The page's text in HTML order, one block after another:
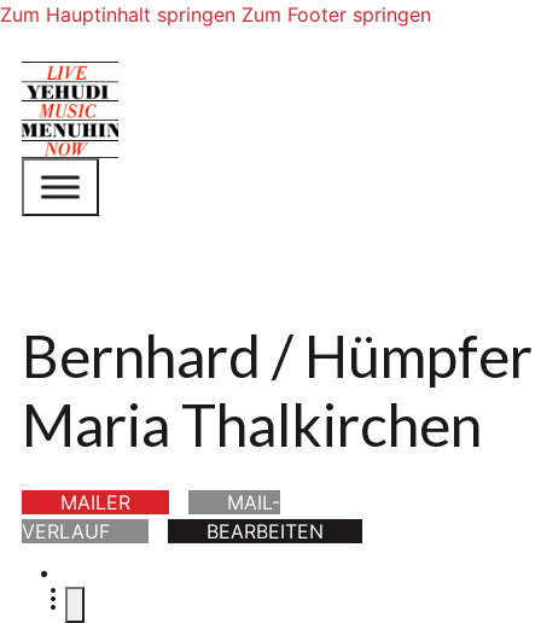
Zum Hauptinhalt springen Zum Footer springen
Bernhard /
Maria Thalkirchen
MAILER
MAIL-
VERLAUF
BEARBEITEN